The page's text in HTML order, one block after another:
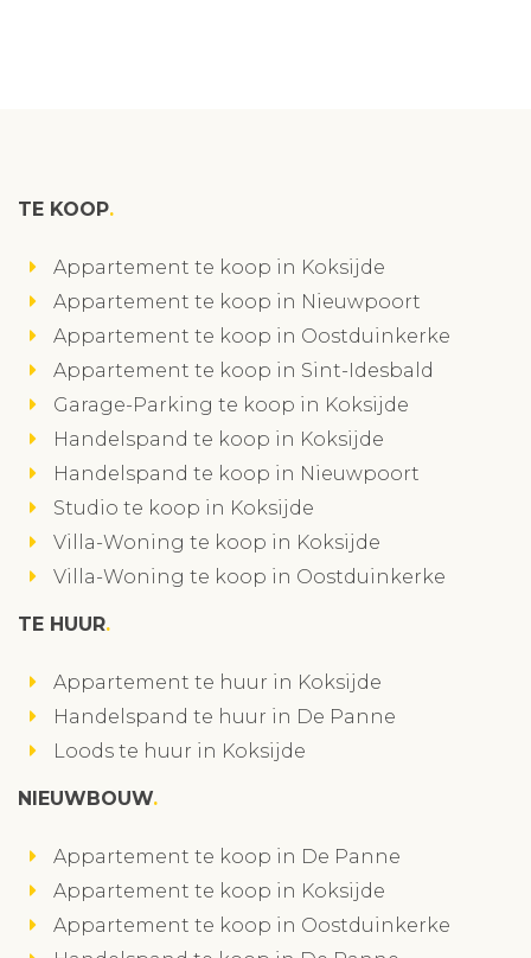
TE KOOP
Appartement te koop in Koksijde
Appartement te koop in Nieuwpoort
Appartement te koop in Oostduinkerke
Appartement te koop in Sint-Idesbald
Garage-Parking te koop in Koksijde
Handelspand te koop in Koksijde
Handelspand te koop in Nieuwpoort
Studio te koop in Koksijde
Villa-Woning te koop in Koksijde
Villa-Woning te koop in Oostduinkerke
TE HUUR
Appartement te huur in Koksijde
Handelspand te huur in De Panne
Loods te huur in Koksijde
NIEUWBOUW
Appartement te koop in De Panne
Appartement te koop in Koksijde
Appartement te koop in Oostduinkerke